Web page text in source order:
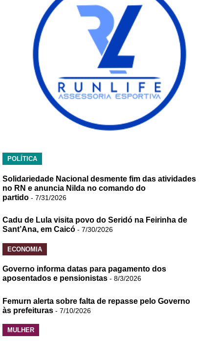
POLÍTICA
Solidariedade Nacional desmente fim das atividades
no RN e anuncia Nilda no comando do
partido - 7/31/2026
Cadu de Lula visita povo do Seridó na Feirinha de
Sant’Ana, em Caicó - 7/30/2026
ECONOMIA
Governo informa datas para pagamento dos
aposentados e pensionistas - 8/3/2026
Femurn alerta sobre falta de repasse pelo Governo
às prefeituras - 7/10/2026
MULHER